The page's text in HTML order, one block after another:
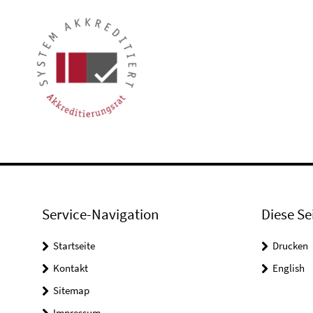
Service-Navigation
Startseite
Kontakt
Sitemap
Diese
Drucken
English